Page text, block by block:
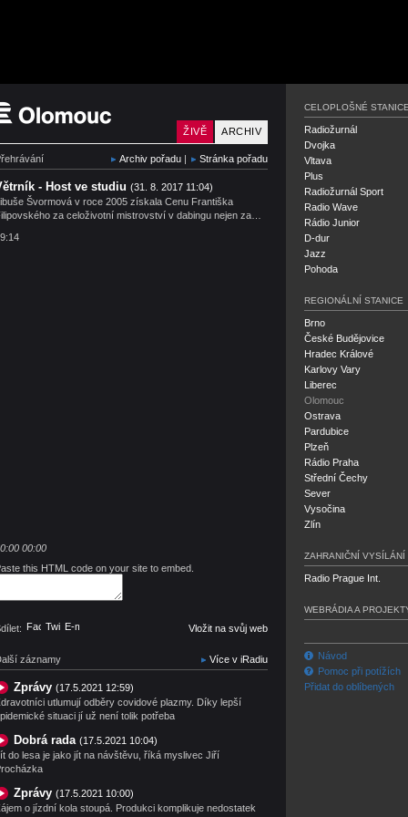
Český rozhlas Olomouc
ARCHIV
ŽIVĚ
Archiv pořadu | Stránka pořadu
- Host ve studiu (31. 8. 2017 11:04)
Švormová v roce 2005 získala Cenu Františka
za celoživotní mistrovství v dabingu nejen za…
00:00
this HTML code on your site to embed.
Facebook
TwitterE-mail Vložit na svůj web
záznamy Více v iRadiu
Zprávy (17.5.2021 12:59)
utlumují odběry covidové plazmy. Díky lepší
situaci jí už není tolik potřeba
Dobrá rada (17.5.2021 10:04)
do lesa je jako jít na návštěvu, říká myslivec Jiří
Zprávy (17.5.2021 10:00)
o jízdní kola stoupá. Produkci komplikuje nedostatek
CELOPLOŠNÉ
Radiožurnál
Dvojka
Vltava
Plus
Radiožurnál Sport
Radio Wave
Rádio Junior
D-dur
Jazz
Pohoda
REGIONÁLNÍ STANICE
Brno
České Budějovice
Hradec Králové
Karlovy Vary
Liberec
Olomouc
Ostrava
Pardubice
Plzeň
Rádio Praha
Střední Čechy
Sever
Vysočina
Zlín
ZAHRANIČNÍ VYSÍLÁNÍ
Radio Prague Int.
WEBRÁDIA A
Návod
Pomoc při potížích
Přidat do oblíbených